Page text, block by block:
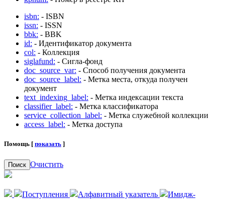
isbn: - ISBN
issn: - ISSN
bbk: - BBK
id: - Идентификатор документа
col: - Коллекция
siglafund: - Сигла-фонд
doc_source_var: - Способ получения документа
doc_source_label: - Метка места, откуда получен
документ
text_indexing_label: - Метка индексации текста
classifier_label: - Метка классификатора
service_collection_label: - Метка служебной коллекции
access_label: - Метка доступа
Помощь [ показать ]
Поиск Очистить
Поступления Алфавитный указатель
Имидж-